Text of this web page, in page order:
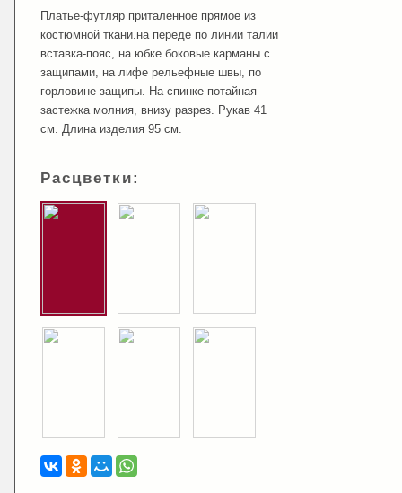
Платье-футляр приталенное прямое из
костюмной ткани.на переде по линии талии
вставка-пояс, на юбке боковые карманы с
защипами, на лифе рельефные швы, по
горловине защипы. На спинке потайная
застежка молния, внизу разрез. Рукав 41
см. Длина изделия 95 см.
Расцветки: